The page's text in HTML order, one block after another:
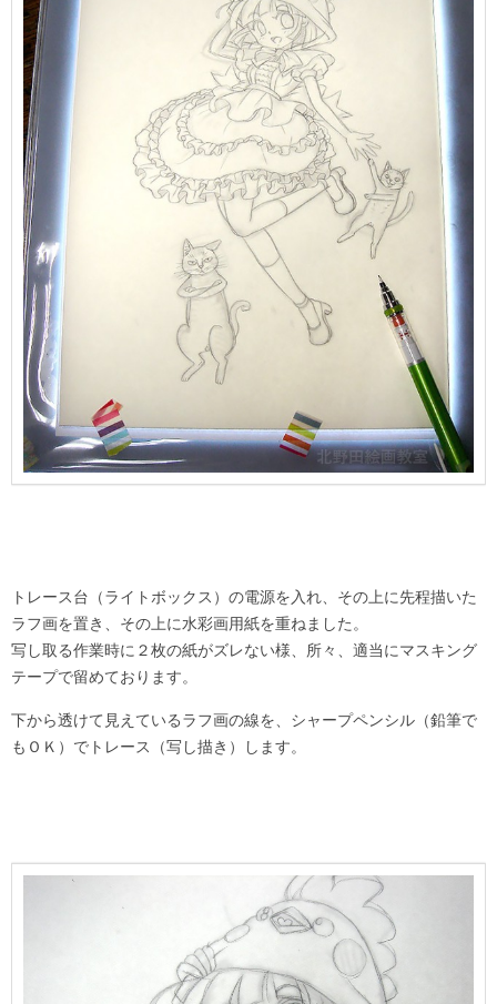
トレース台（ライトボックス）の電源を入れ、その上に先程描いた
ラフ画を置き、その上に水彩画用紙を重ねました。
写し取る作業時に２枚の紙がズレない様、所々、適当にマスキング
テープで留めております。
下から透けて見えているラフ画の線を、シャープペンシル（鉛筆で
もＯＫ）でトレース（写し描き）します。